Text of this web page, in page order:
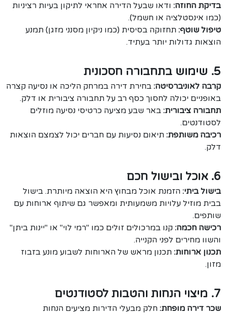
בדיקת החוזה: ודאו שבעל הדירה אחראי לתיקון בעיות רציניות
(כמו אינסטלציה או חשמל).
טיפול שוטף: תחזוקה בסיסית (כמו ניקיון מסנני מזגן) תמנע
הוצאות גדולות יותר בעתיד.
5. שימוש בתחבורה חסכונית
קרבה לאוניברסיטה: בחירת דירה במרחק הליכה או נסיעה קצרה
באופניים יכולה לחסוך כסף רב על תחבורה ציבורית או דלק.
תחבורה ציבורית: באר שבע מציעה כרטיסי נסיעה מוזלים
לסטודנטים.
רכיבה משותפת: תיאום נסיעות עם חברים יכול לצמצם הוצאות
דלק.
6. אוכל ובישול חכם
בישול ביתי: הזמנת אוכל מבחוץ היא הוצאה מיותרת. בישול
בבית מוזיל עלויות משמעותית ומאפשר גם שיתוף ארוחות עם
שותפים.
רכישה חכמה: קנו במרכולים זולים כמו "רמי לוי" או "יינות ביתן"
והשוו מחירים לפני הקנייה.
תכנון ארוחות: תכנון מראש של הארוחות לשבוע מונע בזבוז
מזון.
7. מיצוי הנחות והטבות לסטודנטים
שכר דירה מופחת: חלק מבעלי הדירות מציעים הנחות